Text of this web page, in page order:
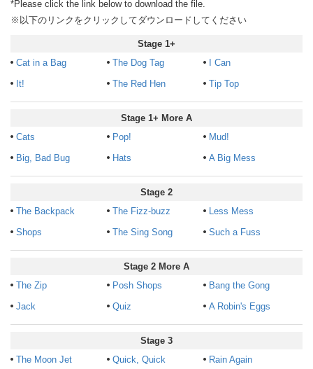
*Please click the link below to download the file.
※以下のリンクをクリックしてダウンロードしてください
Stage 1+
Cat in a Bag
The Dog Tag
I Can
It!
The Red Hen Tip Top
Stage 1+ More A
Cats
Pop!
Mud!
Big, Bad Bug
Hats A Big Mess
Stage 2
The Backpack
The Fizz-buzz
Less Mess
Shops
The Sing Song Such a Fuss
Stage 2 More A
The Zip
Posh Shops
Bang the Gong
Jack
Quiz A Robin's Eggs
Stage 3
The Moon Jet
Quick, Quick
Rain Again